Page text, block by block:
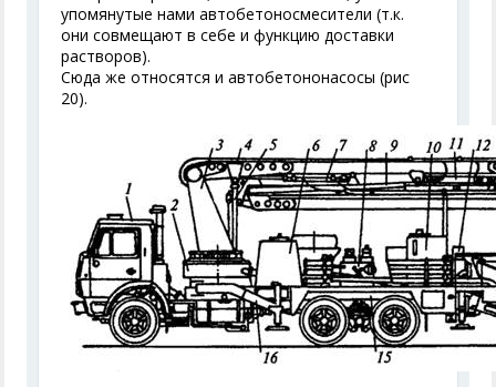
упомянутые нами автобетоносмесители (т.к.
они совмещают в себе и функцию доставки
растворов).
Сюда же относятся и автобетононасосы (рис
20).